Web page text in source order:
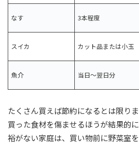
なす 3本程度
スイカ カット品または小玉
魚介 当日〜翌日分
たくさん買えば節約になるとは限り
買った食材を傷ませるほうが結果的
裕がない家庭は、買い物前に野菜室